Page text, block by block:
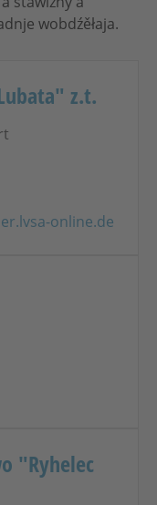
wobdźěłaja.
z.t.
online.de
"Ryhelec